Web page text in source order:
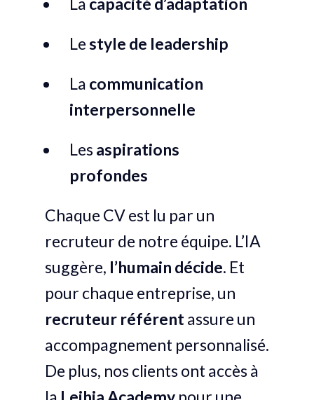
Lestyle de leadership
La communication
interpersonnelle
Les aspirations
profondes
Chaque CV est lu par un
recruteur de notre équipe. L’IA
suggère, l’humain décide. Et
pour chaque entreprise, un
recruteur référentassure un
accompagnement personnalisé.
De plus, nos clients ont accès à